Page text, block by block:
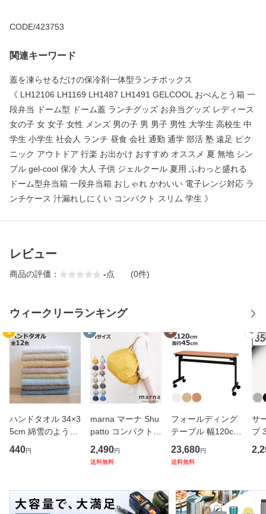
CODE/423753
関連キーワード
蓋を凍らせるだけの保冷剤一体型ランチボックス
《 LH12106 LH1169 LH1487 LH1491 GELCOOL おべんとう箱 一
段弁当 ドーム型 ドーム蓋 ランチグッズ お弁当グッズ レディース
女の子 女 女子 女性 メンズ 男の子 男 男子 男性 大学生 高校生 中
学生 小学生 社会人 ランチ 昼食 会社 通勤 通学 部活 塾 遠足 ピク
ニック アウトドア 行楽 お出かけ おすすめ オススメ 夏 無地 シン
プル gel-cool 保冷 大人 子供 ジェルクール 夏用 ふわっと盛れる
ドーム型弁当箱 一段弁当箱 おしゃれ かわいい 電子レンジ対応 ラ
ンチケース 汁漏れしにくい コンパクト スリム 学生 》
レビュー
商品の評価： -点 (0件)
ウィークリーランキング
1
ハンドタオル 34×3
5cm 綿雪のような
タオル ベルベット
カラー （ タオル
ンカチ 洗面タオル
綿 コッ
440円
2
marna マーナ Shu
patto コンパクトバ
ッグ M／2020 S46
7 （ シュパット エ
物バッグ 洗濯可能
北欧 コ
2,490円
送料無料
3
フォールディング
テーブル 幅120cm
奥行き45cm キャ
スター付き 折りた
ッキング 会議机 ミ
ーティング
23,680円
送料無料
4
サ
プ
フ
ス
マ
保